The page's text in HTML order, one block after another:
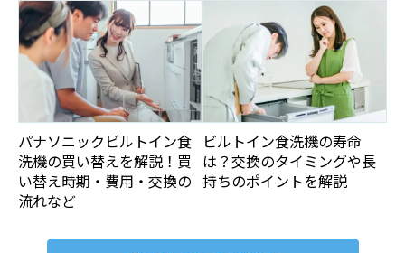
パナソニックビルトイン食
洗機の買い替えを解説！買
い替え時期・費用・交換の
流れなど
ビルトイン食洗機の寿命
は？交換のタイミングや長
持ちのポイントを解説